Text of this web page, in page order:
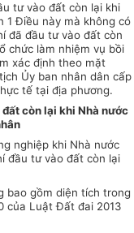
tư vào đất còn lại khi
1 Điều này mà không có
đã đầu tưvào đất còn
chức làm nhiệm vụ bồi
xác định theo mặt
Ủy ban nhân dân cấp
tế tại địa phương.
còn lại khi Nhà nước
nghiệp khi Nhà nước
đầu tư vào đất còn lại
bao gồm diện tích trong
của Luật Đất đai 2013